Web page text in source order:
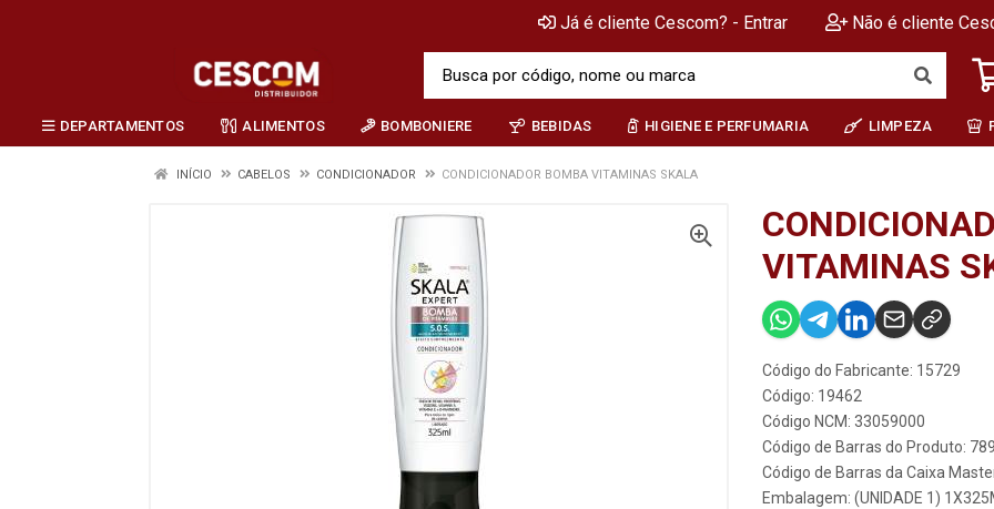
Já é cliente Cescom? - Entrar Não é cliente
DEPARTAMENTOS ALIMENTOS BOMBONIERE BEBIDAS HIGIENE E PERFUMARIA LIMPEZA
INÍCIO CABELOS CONDICIONADOR CONDICIONADOR BOMBA VITAMINAS SKALA
VITAMINAS
Código do Fabricante: 15729
Código: 19462
Código NCM: 33059000
Código de Barras do Produto:
Código de Barras da Caixa
Embalagem: (UNIDADE 1)